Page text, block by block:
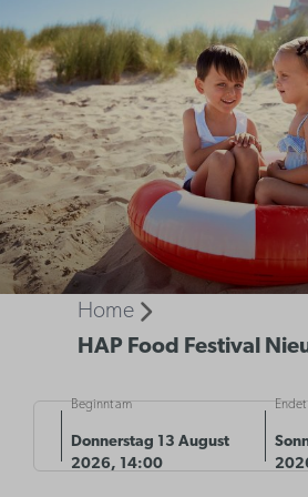
Home
HAP Food Festival
Beginnt am
Donnerstag 13 August
2026, 14:00
Endet